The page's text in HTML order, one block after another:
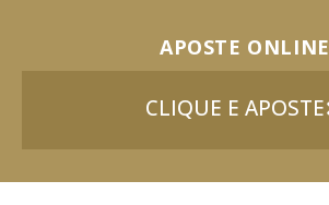
b
e
APOSTE ONLINE
CLIQUE E APOSTE